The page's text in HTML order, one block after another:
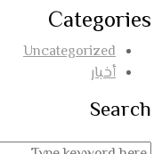
Categories
Uncategorized
أخبار
Search